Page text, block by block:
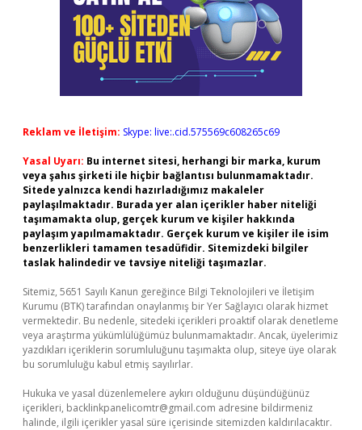
Reklam ve İletişim: Skype: live:.cid.575569c608265c69
Yasal Uyarı: Bu internet sitesi, herhangi bir marka, kurum
veya şahıs şirketi ile hiçbir bağlantısı bulunmamaktadır.
Sitede yalnızca kendi hazırladığımız makaleler
paylaşılmaktadır. Burada yer alan içerikler haber niteliği
taşımamakta olup, gerçek kurum ve kişiler hakkında
paylaşım yapılmamaktadır. Gerçek kurum ve kişiler ile isim
benzerlikleri tamamen tesadüfidir. Sitemizdeki bilgiler
taslak halindedir ve tavsiye niteliği taşımazlar.
Sitemiz, 5651 Sayılı Kanun gereğince Bilgi Teknolojileri ve İletişim
Kurumu (BTK) tarafından onaylanmış bir Yer Sağlayıcı olarak hizmet
vermektedir. Bu nedenle, sitedeki içerikleri proaktif olarak denetleme
veya araştırma yükümlülüğümüz bulunmamaktadır. Ancak, üyelerimiz
yazdıkları içeriklerin sorumluluğunu taşımakta olup, siteye üye olarak
bu sorumluluğu kabul etmiş sayılırlar.
Hukuka ve yasal düzenlemelere aykırı olduğunu düşündüğünüz
içerikleri, backlinkpanelicomtr@gmail.com adresine bildirmeniz
halinde, ilgili içerikler yasal süre içerisinde sitemizden kaldırılacaktır.